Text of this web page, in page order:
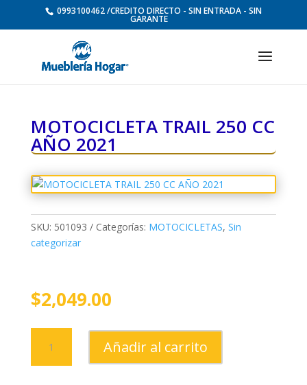
0993100462 /CREDITO DIRECTO - SIN ENTRADA - SIN
GARANTE
MOTOCICLETA TRAIL 250 CC
AÑO 2021
SKU: 501093 Categorías: MOTOCICLETAS, Sin
categorizar
$2,049.00
MOTOCICLETA
TRAIL
250
Añadir al carrito